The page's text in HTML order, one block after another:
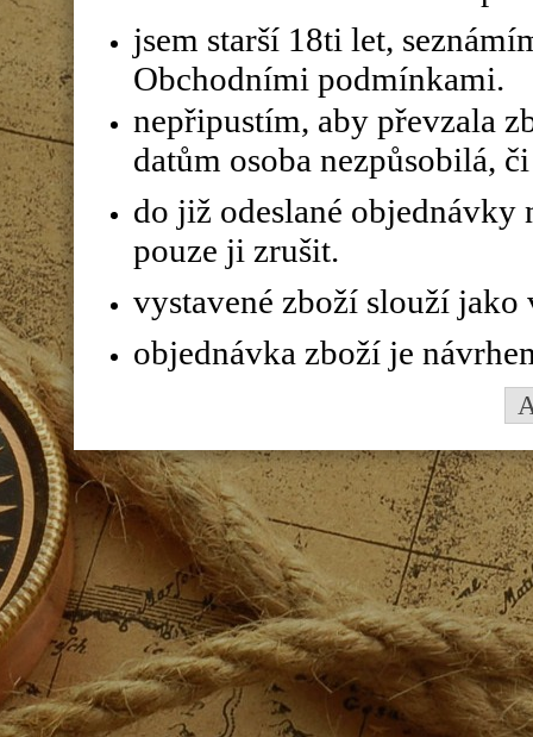
jsem starší 18ti let,
Obchodními podmínkami.
nepřipustím, aby převzala
datům osoba nezpůsobilá,
do již odeslané objednávky
pouze ji zrušit.
vystavené zboží slouží
objednávka zboží je